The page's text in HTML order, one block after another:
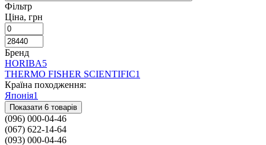
Фільтр
Ціна, грн
Бренд
HORIBA5
THERMO FISHER SCIENTIFIC1
Країна походження:
Японія1
Показати 6 товарів
(096) 000-04-46
(067) 622-14-64
(093) 000-04-46